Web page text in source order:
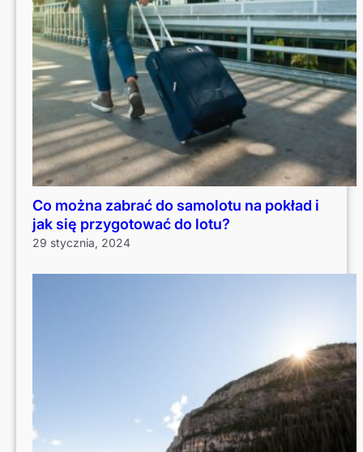
Co można zabrać do samolotu na pokład i
jak się przygotować do lotu?
29 stycznia, 2024